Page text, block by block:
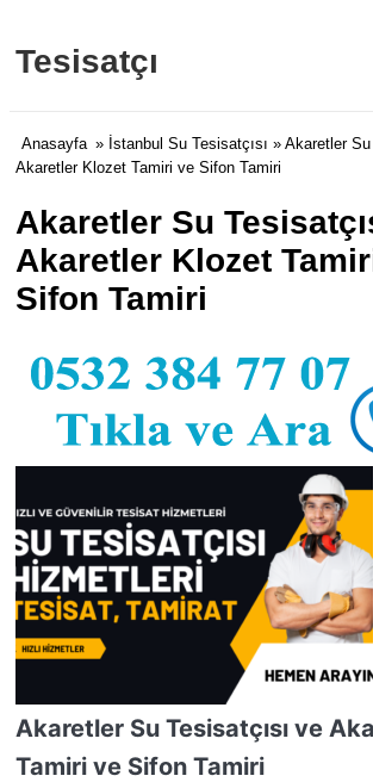
Tesisatçı
Anasayfa » İstanbul Su Tesisatçısı » Akaretler
Akaretler Klozet Tamiri ve Sifon Tamiri
Akaretler Su
Akaretler Klozet
Sifon Tamiri
Akaretler Su Tesisatçısı ve
Tamiri ve Sifon Tamiri